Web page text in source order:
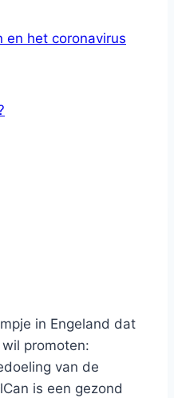
en het coronavirus
in Engeland dat
promoten:
van de
is een gezond